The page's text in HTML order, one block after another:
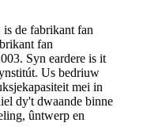
de fabrikant fan
fan
Syn eardere is it
Us bedriuw
mei in
dy't dwaande binne
ûntwerp en